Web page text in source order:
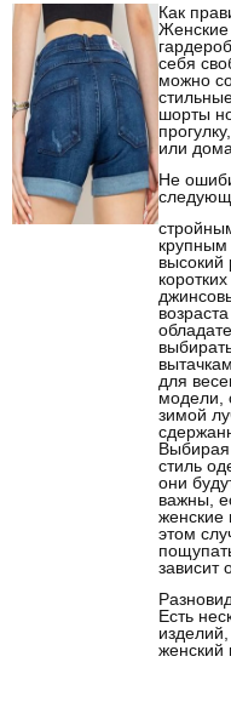
Как
Женские
себя
можно
шорты
или
Не
высокий
для
модели,
зимой
Выбирая
стиль
они
важны,
женские
этом
зависит
Есть
женский